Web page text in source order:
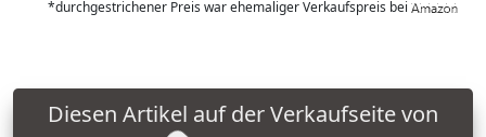
*durchgestrichener Preis war ehemaliger Verkaufspreis bei